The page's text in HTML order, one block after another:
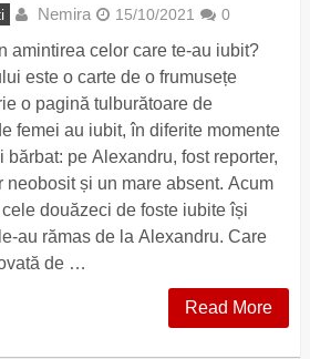
Nemira 15/10/2021 0
amintirea celor care te-au iubit?
este o carte de o frumusețe
o pagină tulburătoare de
femei au iubit, în diferite momente
pe Alexandru, fost reporter,
neobosit și un mare absent. Acum
douăzeci de foste iubite își
au rămas de la Alexandru. Care
de …
Read More